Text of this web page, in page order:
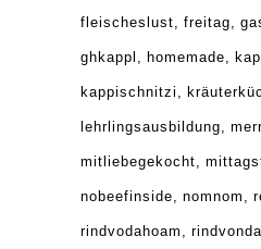
fleischeslust freitag
ghkappl homemade
kappischnitzi
lehrlingsausbildung
mitliebegekocht
nobeefinside nomnom
rindvodahoam